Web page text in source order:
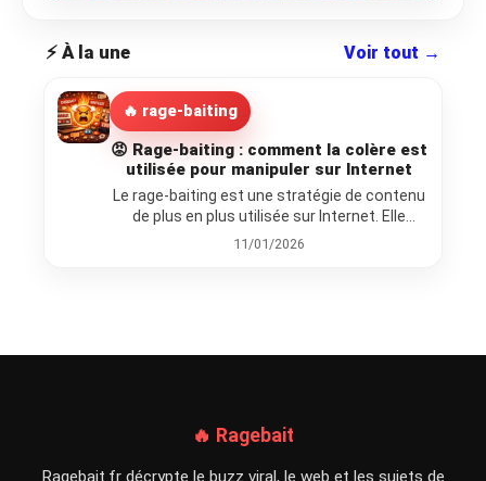
⚡ À la une Voir tout →
🔥 rage-baiting
😡 Rage-baiting : comment la colère est
utilisée pour manipuler sur Internet
Le rage-baiting est une stratégie de contenu
de plus en plus utilisée sur Internet. Elle
consiste à provoquer…
11/01/2026
🔥 Ragebait
Ragebait.fr décrypte le buzz viral, le web et les sujets de